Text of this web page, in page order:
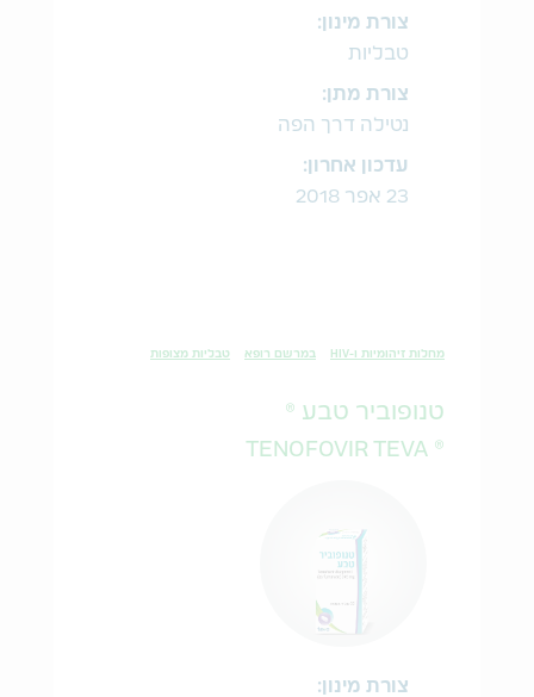
צורת מינון:
טבליות
צורת מתן:
נטילה דרך הפה
עדכון אחרון:
23 אפר 2018
מחלות זיהומיות ו-HIV במרשם רופא טבליות מצופות
טנופוביר טבע ®
® TENOFOVIR TEVA
צורת מינון: